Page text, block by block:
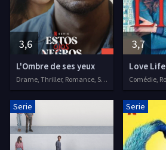
3,6
L'Ombre de ses yeux
Drame, Thriller, Romance, Séries VOSTFR
3,7
Love Life
Serie Serie